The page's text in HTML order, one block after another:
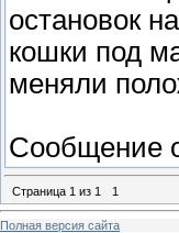
остановок
кошки под
меняли
Сообщение
Страница 1 из 1 1
Полная версия сайта